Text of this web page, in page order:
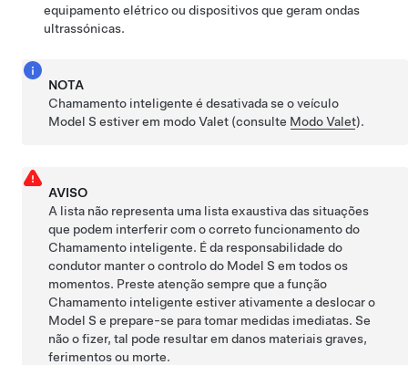
equipamento elétrico ou dispositivos que geram ondas
ultrassónicas.
NOTA
Chamamento inteligente é desativada se o veículo
Model S estiver em modo Valet (consulte Modo Valet).
AVISO
A lista não representa uma lista exaustiva das situações
que podem interferir com o correto funcionamento do
Chamamento inteligente. É da responsabilidade do
condutor manter o controlo do Model S em todos os
momentos. Preste atenção sempre que a função
Chamamento inteligente estiver ativamente a deslocar o
Model S e prepare-se para tomar medidas imediatas. Se
não o fizer, tal pode resultar em danos materiais graves,
ferimentos ou morte.